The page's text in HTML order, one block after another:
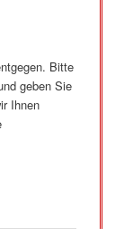
Bitte
geben Sie
Ihnen